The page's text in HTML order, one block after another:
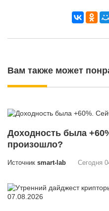
Вам также может
Доходность была
произошло?
Источник smart-lab Сегодня